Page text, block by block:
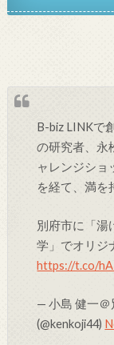
B-biz LINKで
の研究者、永
ャレンジショ
を経て、満を
別府市に「
学」でオリジ
https://t.co/
— 小島 健一＠
(@kenkoji44)